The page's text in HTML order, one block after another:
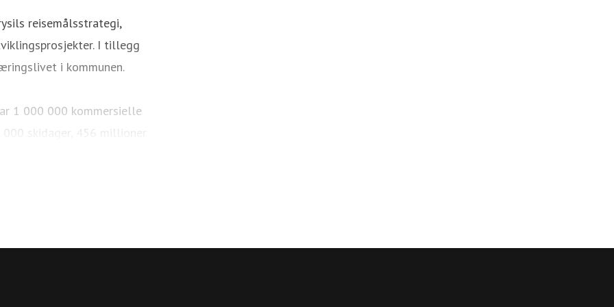
reisemålsstrategi,
I tillegg
i kommunen.
1 000 000 kommersielle
skidager, 456 millioner
langrennsløyper. Over
over 65 km
reiselivsstrategi 2030